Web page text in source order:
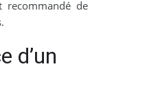
recommandé de
d’un